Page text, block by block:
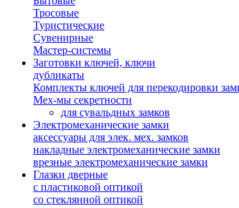
Тросовые
Туристические
Сувенирные
Мастер-системы
Заготовки ключей, ключи
дубликаты
Комплекты ключей для перекодировки
Мех-мы секретности
для сувальдных замков
Электромеханические замки
аксессуары для элек. мех. замков
накладные электромеханические замки
врезные электромеханические замки
Глазки дверные
с пластиковой оптикой
со стеклянной оптикой